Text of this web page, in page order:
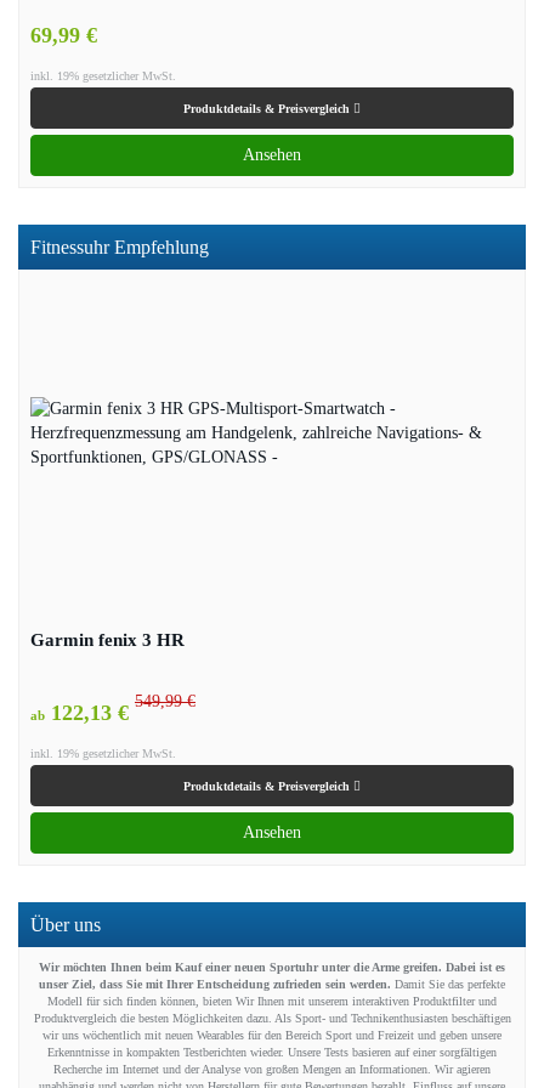
69,99 €
inkl. 19% gesetzlicher MwSt.
Produktdetails & Preisvergleich
Ansehen
Fitnessuhr Empfehlung
Garmin fenix 3 HR
ab 122,13 € 549,99 €
inkl. 19% gesetzlicher MwSt.
Produktdetails & Preisvergleich
Ansehen
Über uns
Wir möchten Ihnen beim Kauf einer neuen Sportuhr unter die Arme greifen. Dabei ist es
unser Ziel, dass Sie mit Ihrer Entscheidung zufrieden sein werden. Damit Sie das perfekte
Modell für sich finden können, bieten Wir Ihnen mit unserem interaktiven Produktfilter und
Produktvergleich die besten Möglichkeiten dazu. Als Sport- und Technikenthusiasten beschäftigen
wir uns wöchentlich mit neuen Wearables für den Bereich Sport und Freizeit und geben unsere
Erkenntnisse in kompakten Testberichten wieder. Unsere Tests basieren auf einer sorgfältigen
Recherche im Internet und der Analyse von großen Mengen an Informationen. Wir agieren